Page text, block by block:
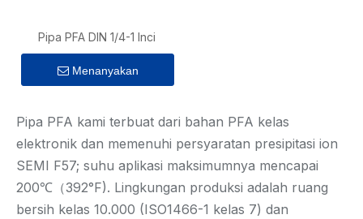
Pipa PFA DIN 1/4-1 Inci
Menanyakan
Pipa PFA kami terbuat dari bahan PFA kelas
elektronik dan memenuhi persyaratan presipitasi ion
SEMI F57; suhu aplikasi maksimumnya mencapai
200℃（392°F). Lingkungan produksi adalah ruang
bersih kelas 10.000 (ISO1466-1 kelas 7) dan